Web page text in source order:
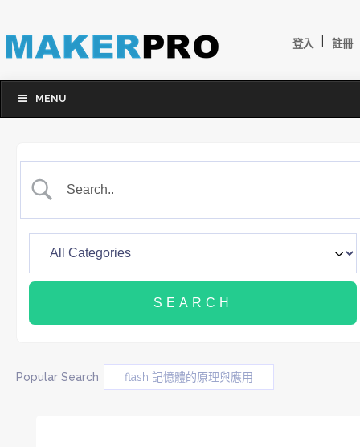
登入 註冊
MENU
Popular Search flash 記憶體的原理與應用